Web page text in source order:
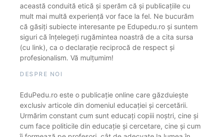
această conduită etică și sperăm că și publicațiile cu
mult mai multă experiență vor face la fel. Ne bucurăm
că găsiți subiecte interesante pe Edupedu.ro și suntem
siguri că înțelegeți rugămintea noastră de a cita sursa
(cu link), ca o declarație reciprocă de respect și
profesionalism. Vă mulțumim!
DESPRE NOI
EduPedu.ro este o publicație online care găzduiește
exclusiv articole din domeniul educației și cercetării.
Urmărim constant cum sunt educați copiii noștri, cine și
cum face politicile din educație și cercetare, cine și cum